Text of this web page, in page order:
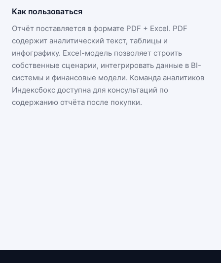
Как пользоваться
Отчёт поставляется в формате PDF + Excel. PDF
содержит аналитический текст, таблицы и
инфографику. Excel-модель позволяет строить
собственные сценарии, интегрировать данные в BI-
системы и финансовые модели. Команда аналитиков
Индексбокс доступна для консультаций по
содержанию отчёта после покупки.